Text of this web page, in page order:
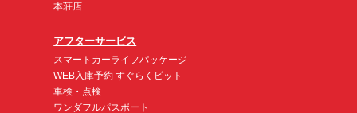
本荘店
アフターサービス
スマートカーライフパッケージ
WEB入庫予約 すぐらくピット
車検・点検
ワンダフルパスポート